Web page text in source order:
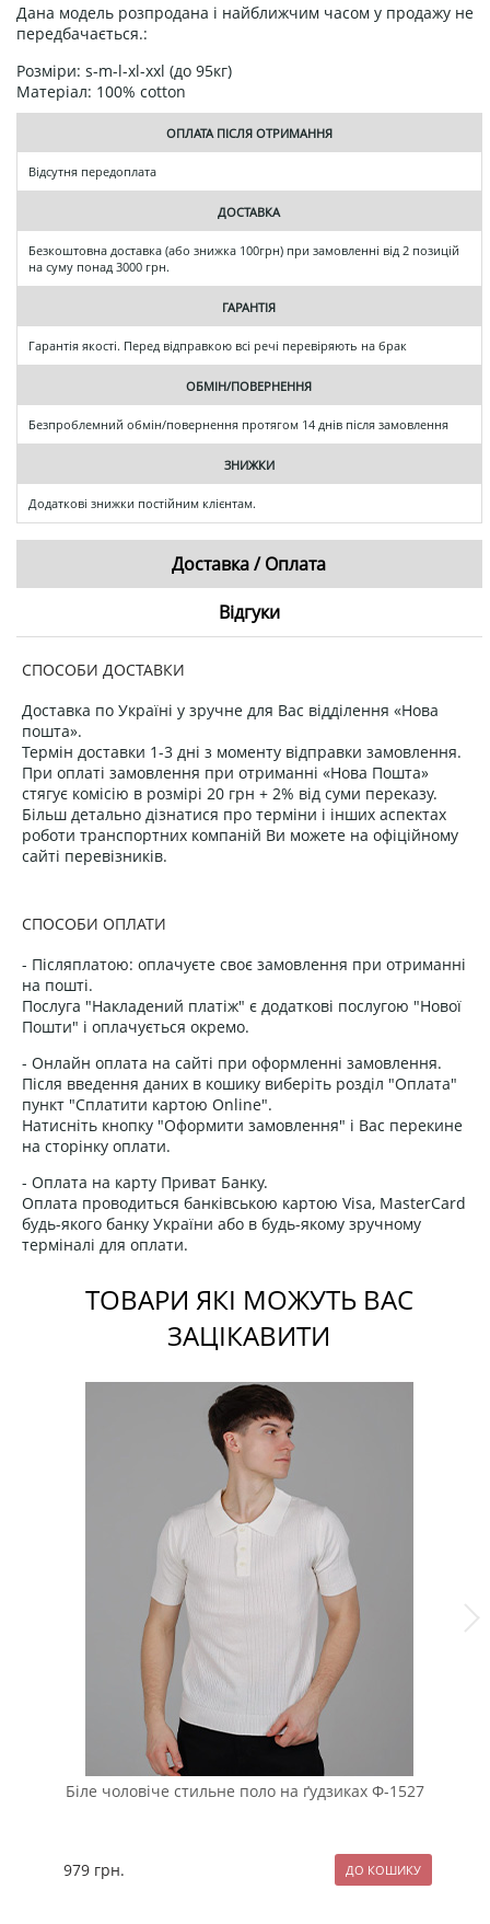
Дана модель розпродана і найближчим часом у продажу не
передбачається.:
Розміри: s-m-l-xl-xxl (до 95кг)
Матеріал: 100% cotton
ОПЛАТА ПІСЛЯ ОТРИМАННЯ
Відсутня передоплата
ДОСТАВКА
Безкоштовна доставка (або знижка 100грн) при замовленні від 2 позицій
на суму понад 3000 грн.
ГАРАНТІЯ
Гарантія якості. Перед відправкою всі речі перевіряють на брак
ОБМІН/ПОВЕРНЕННЯ
Безпроблемний обмін/повернення протягом 14 днів після замовлення
ЗНИЖКИ
Додаткові знижки постійним клієнтам.
Доставка / Оплата
Відгуки
СПОСОБИ ДОСТАВКИ
Доставка по Україні у зручне для Вас відділення «Нова
пошта».
Термін доставки 1-3 дні з моменту відправки замовлення.
При оплаті замовлення при отриманні «Нова Пошта»
стягує комісію в розмірі 20 грн + 2% від суми переказу.
Більш детально дізнатися про терміни і інших аспектах
роботи транспортних компаній Ви можете на офіційному
сайті перевізників.
СПОСОБИ ОПЛАТИ
- Післяплатою: оплачуєте своє замовлення при отриманні
на пошті.
Послуга "Накладений платіж" є додаткові послугою "Нової
Пошти" і оплачується окремо.
- Онлайн оплата на сайті при оформленні замовлення.
Після введення даних в кошику виберіть розділ "Оплата"
пункт "Сплатити картою Online".
Натисніть кнопку "Оформити замовлення" і Вас перекине
на сторінку оплати.
- Оплата на карту Приват Банку.
Оплата проводиться банківською картою Visa, MasterCard
будь-якого банку України або в будь-якому зручному
терміналі для оплати.
ТОВАРИ ЯКІ МОЖУТЬ ВАС
ЗАЦІКАВИТИ
Біле чоловіче стильне поло на ґудзиках Ф-1527
979 грн.